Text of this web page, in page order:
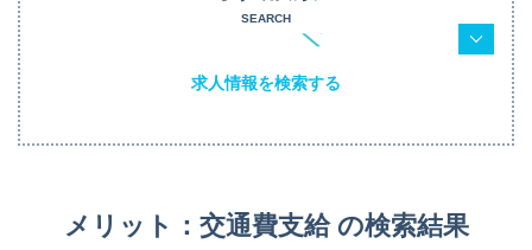
SEARCH
求人情報を検索する
メリット：交通費支給 の検索結果